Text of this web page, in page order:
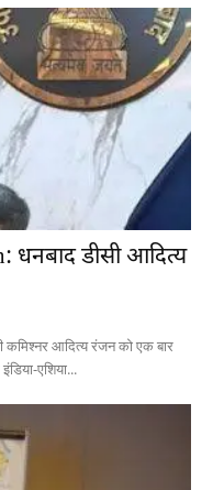
धनबाद डीसी आदित्य
आदित्य रंजन को एक बार
एशिया...